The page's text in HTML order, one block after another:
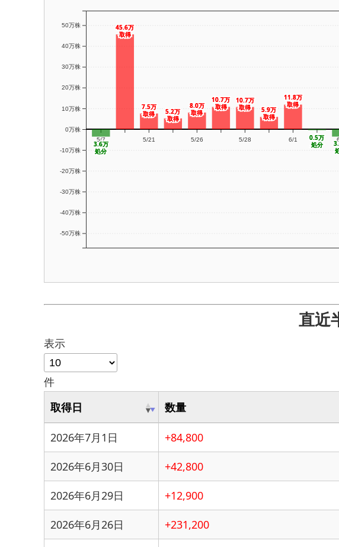
5/7 5/21 5/26 5/28 6/1
-50万株
-40万株
-30万株
-20万株
-10万株
0万株
10万株
20万株
30万株
40万株
50万株
3.6万
処分
3.6万
処分
45.6万
取得
45.6万
取得
7.5万
取得
7.5万
取得
5.2万
取得
5.2万
取得
8.0万
取得
8.0万
取得
10.7万
取得
10.7万
取得
10.7万
取得
10.7万
取得
5.9万
取得
5.9万
取得
11.8万
取得
11.8万
取得
0.5万
処分
0.5万
処分
直近
表示
件
取得日
数量
2026年7月1日 +84,800
2026年6月30日 +42,800
2026年6月29日 +12,900
2026年6月26日 +231,200